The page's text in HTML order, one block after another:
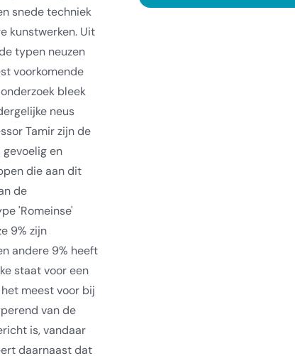
snede techniek
kunstwerken. Uit
typen neuzen
voorkomende
bleek
neus
Tamir zijn de
gevoelig en
die aan dit
de
'Romeinse'
9% zijn
andere 9% heeft
staat voor een
meest voor bij
van de
is, vandaar
daarnaast dat